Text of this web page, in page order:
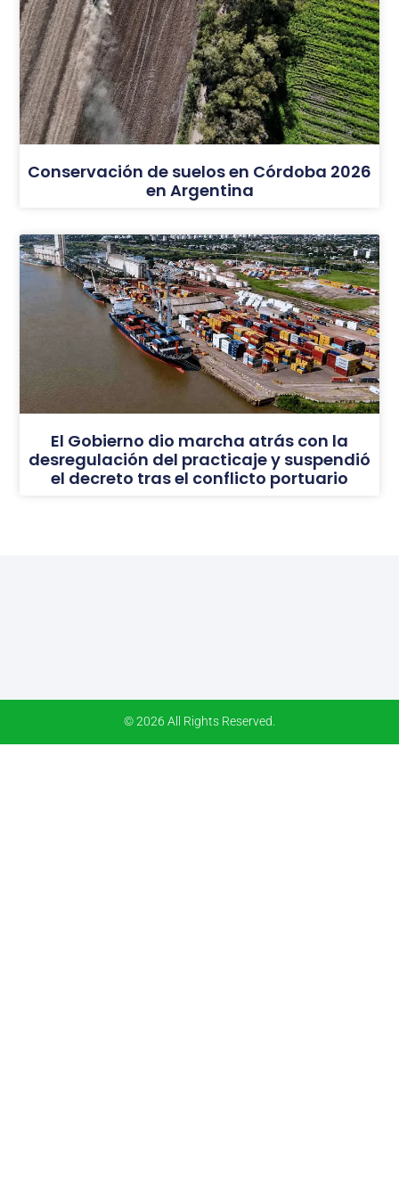
Conservación de suelos en Córdoba 2026
en Argentina
El Gobierno dio marcha atrás con la
desregulación del practicaje y suspendió
el decreto tras el conflicto portuario
© 2026 All Rights Reserved.